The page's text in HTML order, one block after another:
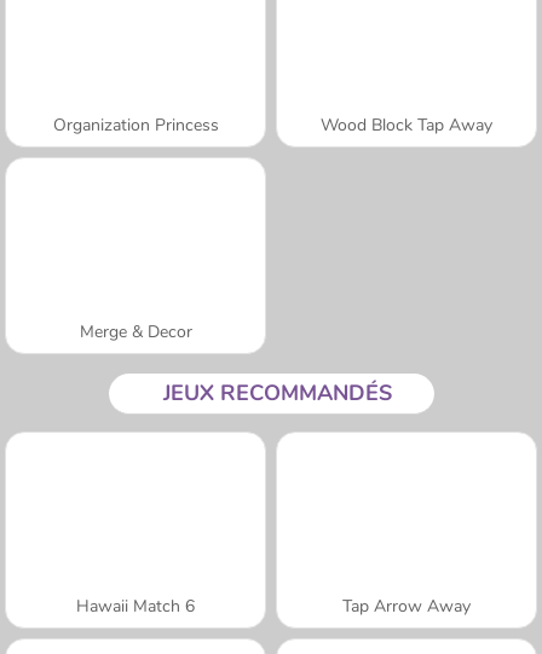
Organization Princess Wood Block Tap Away
Merge & Decor
JEUX RECOMMANDÉS
Hawaii Match 6 Tap Arrow Away